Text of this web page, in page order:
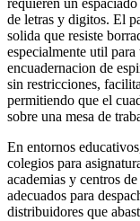
de letras y digitos. El
solida que resiste
especialmente util
encuadernacion de
sin restricciones,
permitiendo que el
sobre una mesa de
En entornos
colegios para
academias y centros
adecuados para
distribuidores que